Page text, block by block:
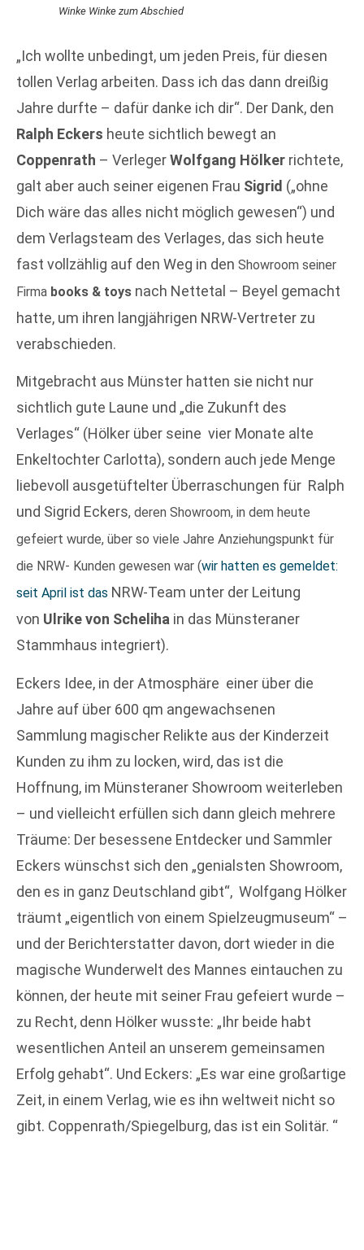
Winke Winke zum Abschied
„Ich wollte unbedingt, um jeden Preis, für diesen
tollen Verlag arbeiten. Dass ich das dann dreißig
Jahre durfte – dafür danke ich dir“. Der Dank, den
Ralph Eckers heute sichtlich bewegt an
Coppenrath – VerlegerWolfgang Hölker richtete,
galt aber auch seiner eigenen Frau Sigrid („ohne
Dich wäre das alles nicht möglich gewesen“) und
dem Verlagsteam des Verlages, das sich heute
fast vollzählig auf den Weg in den Showroom seiner
Firma books & toys nach Nettetal – Beyel gemacht
hatte, um ihren langjährigen NRW-Vertreter zu
verabschieden.
Mitgebracht aus Münster hatten sie nicht nur
sichtlich gute Laune und „die Zukunft des
Verlages“ (Hölker über seine vier Monate alte
Enkeltochter Carlotta), sondern auch jede Menge
liebevoll ausgetüftelter Überraschungen für Ralph
und Sigrid Eckers, deren Showroom, in dem heute
gefeiert wurde, über so viele Jahre Anziehungspunkt für
die NRW- Kunden gewesen war (wir hatten es gemeldet:
seit April ist das NRW-Team unter der Leitung
von Ulrike von Scheliha in das Münsteraner
Stammhaus integriert).
Eckers Idee, in der Atmosphäre einer über die
Jahre auf über 600 qm angewachsenen
Sammlung magischer Relikte aus der Kinderzeit
Kunden zu ihm zu locken, wird, das ist die
Hoffnung, im Münsteraner Showroom weiterleben
– und vielleicht erfüllen sich dann gleich mehrere
Träume: Der besessene Entdecker und Sammler
Eckers wünschst sich den „genialsten Showroom,
den es in ganz Deutschland gibt“, Wolfgang Hölker
träumt „eigentlich von einem Spielzeugmuseum“ –
und der Berichterstatter davon, dort wieder in die
magische Wunderwelt des Mannes eintauchen zu
können, der heute mit seiner Frau gefeiert wurde –
zu Recht, denn Hölker wusste: „Ihr beide habt
wesentlichen Anteil an unserem gemeinsamen
Erfolg gehabt“. Und Eckers: „Es war eine großartige
Zeit, in einem Verlag, wie es ihn weltweit nicht so
gibt. Coppenrath/Spiegelburg, das ist ein Solitär. “